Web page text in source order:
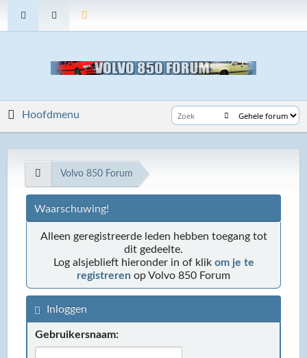
Hoofdmenu
Volvo 850 Forum
Waarschuwing!
Alleen geregistreerde leden hebben toegang tot
dit gedeelte.
Log alsjeblieft hieronder in of klik om je te
registreren op Volvo 850 Forum
Inloggen
Gebruikersnaam: